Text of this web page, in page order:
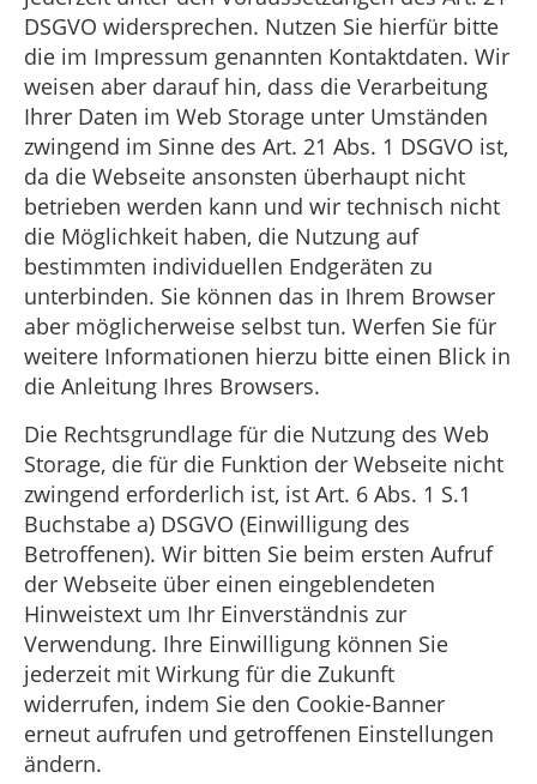
DSGVO widersprechen. Nutzen Sie hierfür bitte
die im Impressum genannten Kontaktdaten. Wir
weisen aber darauf hin, dass die Verarbeitung
Ihrer Daten im Web Storage unter Umständen
zwingend im Sinne des Art. 21 Abs. 1 DSGVO ist,
da die Webseite ansonsten überhaupt nicht
betrieben werden kann und wir technisch nicht
die Möglichkeit haben, die Nutzung auf
bestimmten individuellen Endgeräten zu
unterbinden. Sie können das in Ihrem Browser
aber möglicherweise selbst tun. Werfen Sie für
weitere Informationen hierzu bitte einen Blick in
die Anleitung Ihres Browsers.
Die Rechtsgrundlage für die Nutzung des Web
Storage, die für die Funktion der Webseite nicht
zwingend erforderlich ist, ist Art. 6 Abs. 1 S.1
Buchstabe a) DSGVO (Einwilligung des
Betroffenen). Wir bitten Sie beim ersten Aufruf
der Webseite über einen eingeblendeten
Hinweistext um Ihr Einverständnis zur
Verwendung. Ihre Einwilligung können Sie
jederzeit mit Wirkung für die Zukunft
widerrufen, indem Sie den Cookie-Banner
erneut aufrufen und getroffenen Einstellungen
ändern.